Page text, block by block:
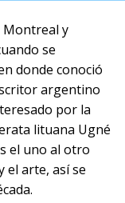
Montreal y
se
donde conoció
argentino
por la
lituana Ugné
el uno al otro
el arte, así se